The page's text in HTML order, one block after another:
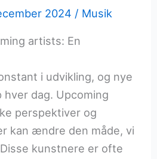
2024 / Musik
artists: En
i udvikling, og nye
dag. Upcoming
perspektiver og
kan ændre den måde, vi
kunstnere er ofte